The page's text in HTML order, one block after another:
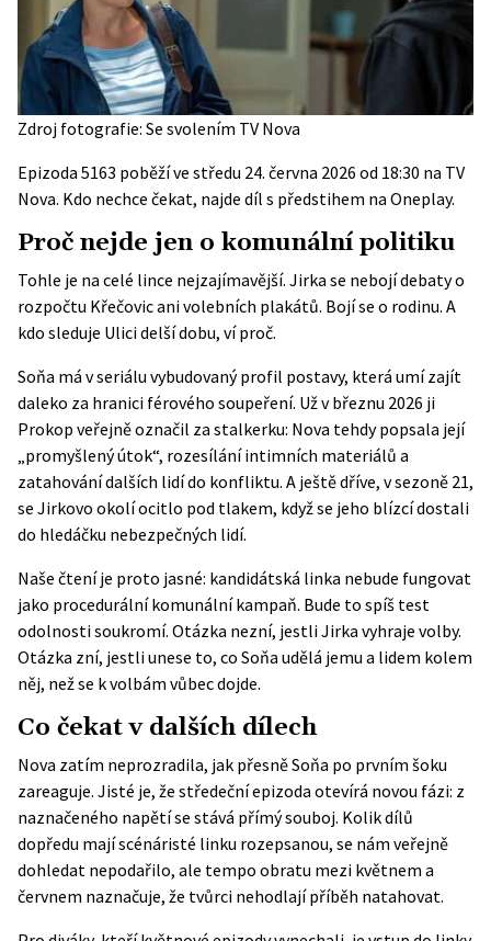
Zdroj fotografie: Se svolením TV Nova
Epizoda 5163 poběží ve středu 24. června 2026 od 18:30 na TV
Nova. Kdo nechce čekat, najde díl s předstihem na Oneplay.
Proč nejde jen o komunální politiku
Tohle je na celé lince nejzajímavější. Jirka se nebojí debaty o
rozpočtu Křečovic ani volebních plakátů. Bojí se o rodinu. A
kdo sleduje Ulici delší dobu, ví proč.
Soňa má v seriálu vybudovaný profil postavy, která umí zajít
daleko za hranici férového soupeření. Už v březnu 2026 ji
Prokop veřejně označil za stalkerku: Nova tehdy popsala její
„promyšlený útok“, rozesílání intimních materiálů a
zatahování dalších lidí do konfliktu. A ještě dříve, v sezoně 21,
se Jirkovo okolí ocitlo pod tlakem, když se jeho blízcí dostali
do hledáčku nebezpečných lidí.
Naše čtení je proto jasné: kandidátská linka nebude fungovat
jako procedurální komunální kampaň. Bude to spíš test
odolnosti soukromí. Otázka nezní, jestli Jirka vyhraje volby.
Otázka zní, jestli unese to, co Soňa udělá jemu a lidem kolem
něj, než se k volbám vůbec dojde.
Co čekat v dalších dílech
Nova zatím neprozradila, jak přesně Soňa po prvním šoku
zareaguje. Jisté je, že středeční epizoda otevírá novou fázi: z
naznačeného napětí se stává přímý souboj. Kolik dílů
dopředu mají scénáristé linku rozepsanou, se nám veřejně
dohledat nepodařilo, ale tempo obratu mezi květnem a
červnem naznačuje, že tvůrci nehodlají příběh natahovat.